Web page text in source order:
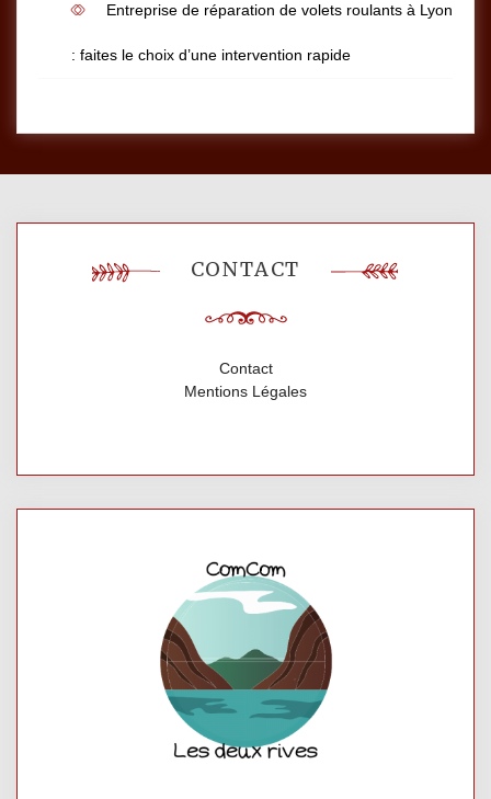
Entreprise de réparation de volets roulants à Lyon
: faites le choix d’une intervention rapide
CONTACT
Contact
Mentions Légales